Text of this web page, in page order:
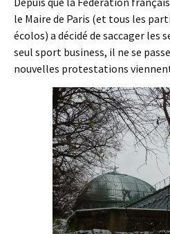
le Maire de Paris (et tous les
écolos) a décidé de saccager les
seul sport business, il ne se
nouvelles protestations